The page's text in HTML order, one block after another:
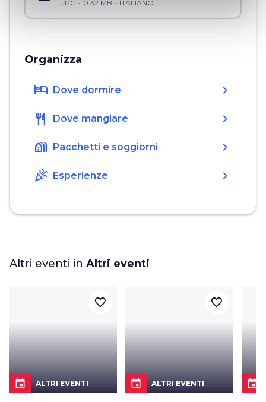
JPG 0.32 MB ITALIANO
Organizza
hotel Dove dormire chevron_right
restaurant Dove mangiare chevron_right
holiday_village Pacchetti e soggiorni chevron_right
celebration Esperienze chevron_right
Altri eventi in Altri eventi
event ALTRI EVENTI
favorite_border
event ALTRI EVENTI
favorite_border
event